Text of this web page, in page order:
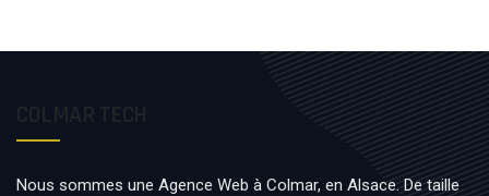
Nous sommes une Agence Web à Colmar, en Alsace. De taille